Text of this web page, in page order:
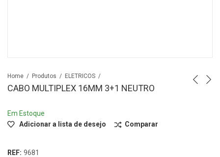
Home Produtos ELETRICOS
CABO MULTIPLEX 16MM 3+1 NEUTRO
Em Estoque
Adicionar a lista de desejo
Comparar
REF: 9681